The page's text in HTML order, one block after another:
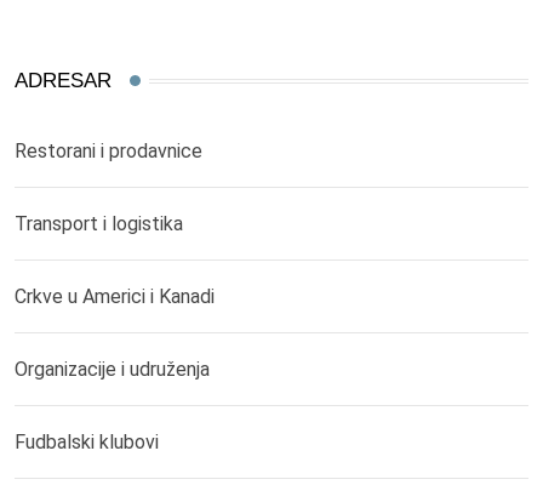
ADRESAR
Restorani i prodavnice
Transport i logistika
Crkve u Americi i Kanadi
Organizacije i udruženja
Fudbalski klubovi